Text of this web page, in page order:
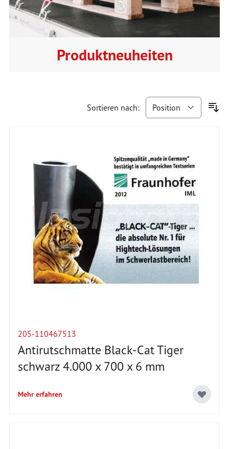
Produktneuheiten
Sortieren nach:
205-110467513
Antirutschmatte Black-Cat Tiger
schwarz 4.000 x 700 x 6 mm
Mehr erfahren